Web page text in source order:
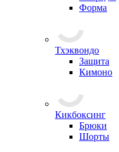
Форма
Тхэквондо
Защита
Кимоно
Кикбоксинг
Брюки
Шорты